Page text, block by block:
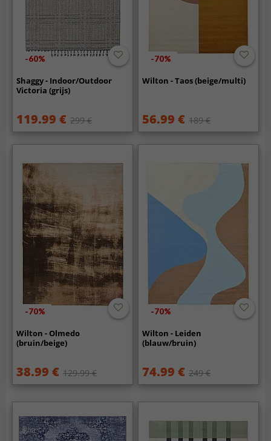
-60%
Shaggy - Indoor/Outdoor
Victoria (grijs)
119.99 € 299 €
-70%
Wilton - Taos (beige/multi)
56.99 € 189 €
-70%
Wilton - Olmedo
(bruin/beige)
38.99 € 129.99 €
-70%
Wilton - Leiden
(blauw/bruin)
74.99 € 249 €